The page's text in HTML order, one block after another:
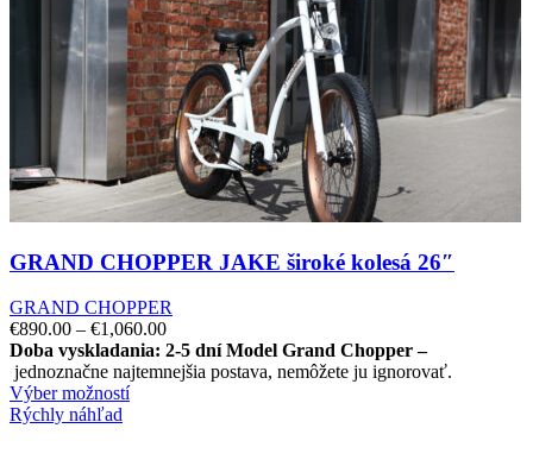
GRAND CHOPPER JAKE široké kolesá 26″
GRAND CHOPPER
€890.00 – €1,060.00
Doba vyskladania: 2-5 dní Model Grand Chopper –
jednoznačne najtemnejšia postava, nemôžete ju ignorovať.
Výber možností
Rýchly náhľad